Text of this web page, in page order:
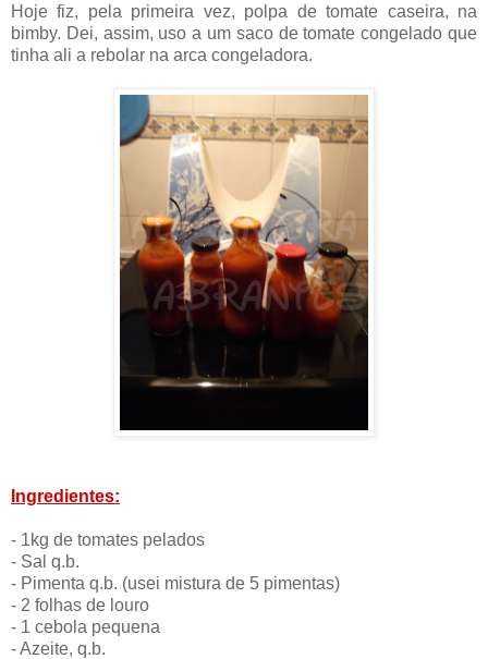
Hoje fiz, pela primeira vez, polpa de tomate caseira, na
bimby. Dei, assim, uso a um saco de tomate congelado que
tinha ali a rebolar na arca congeladora.
Ingredientes:
- 1kg de tomates pelados
- Sal q.b.
- Pimenta q.b. (usei mistura de 5 pimentas)
- 2 folhas de louro
- 1 cebola pequena
- Azeite, q.b.